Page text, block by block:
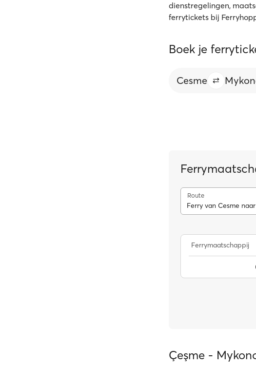
dienstregelingen,
ferrytickets bij
Boek je
Cesme
Route
Ferry van Cesme
Ferrymaatschappij
Çeşme -